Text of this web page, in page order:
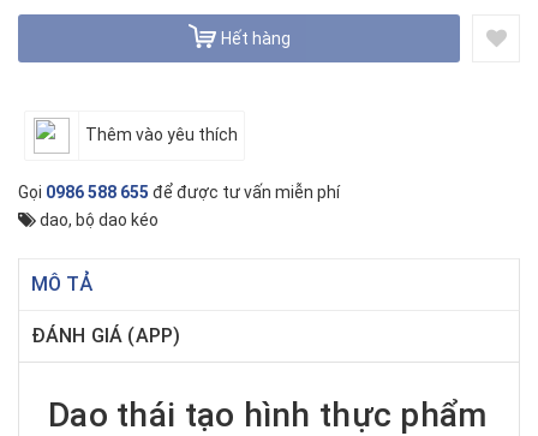
Hết hàng
Thêm vào yêu thích
Gọi 0986 588 655 để được tư vấn miễn phí
dao, bộ dao kéo
MÔ TẢ
ĐÁNH GIÁ (APP)
Dao thái tạo hình thực phẩm